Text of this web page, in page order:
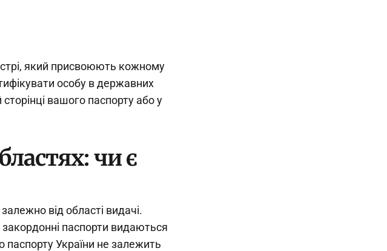
який присвоюють кожному
особу в державних
вашого паспорту або у
чи є
від області видачі.
паспорти видаються
паспорту України не залежить